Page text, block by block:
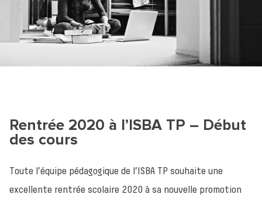
Rentrée 2020 à l’ISBA TP – Début
des cours
Toute l’équipe pédagogique de l’ISBA TP souhaite une
excellente rentrée scolaire 2020 à sa nouvelle promotion